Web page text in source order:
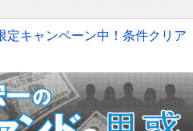
定キャンペーン中！条件クリア